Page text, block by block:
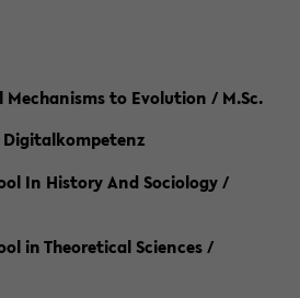
Mechanisms to Evolution / M.Sc.
In History And Sociology /
in Theoretical Sciences /